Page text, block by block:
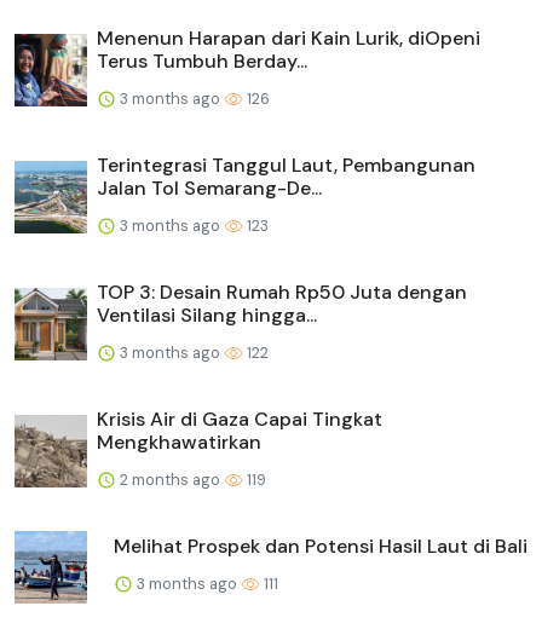
Menenun Harapan dari Kain Lurik, diOpeni
Terus Tumbuh Berday...
3 months ago 126
Terintegrasi Tanggul Laut, Pembangunan
Jalan Tol Semarang-De...
3 months ago 123
TOP 3: Desain Rumah Rp50 Juta dengan
Ventilasi Silang hingga...
3 months ago 122
Krisis Air di Gaza Capai Tingkat
Mengkhawatirkan
2 months ago 119
Melihat Prospek dan Potensi Hasil Laut di Bali
3 months ago 111